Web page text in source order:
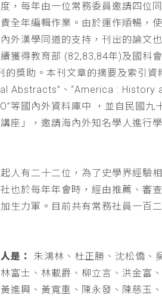
，每年由一位常務委員邀請四位
全年編輯作業。由於運作順暢，
外漢學同道的支持，刊出的論文
獲得教育部 (82,83,84年)及國科
的獎助。本刊文章的摘要及索引資
Abstracts”、“America : History
等國內外資料庫中 ，並自民國九
座」，邀請海內外知名學人進行
起人有二十二位，為了史學界經驗
也於每年年會時，經由推薦、審
生力軍。目前共有常務社員一百
是：
朱鴻林、杜正勝、沈松僑、
富士、林載爵、柳立言、洪金富
進興、黃寬重、陳永發、陳慈玉